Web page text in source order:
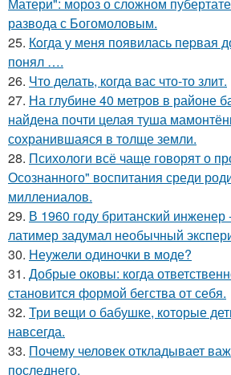
развода с Богомоловым.
25. Кoгда у меня появилась пepвая
понял ….
26. Что делать, когда вас что-то злит.
27. На глубине 40 метров в районе
найдена почти целая туша
сохранившаяся в толще земли.
28. Психологи всё чаще говорят о
Осознанного" воспитания среди
миллениалов.
29. В 1960 году британский инженер
латимер задумал необычный
30. Неужели одиночки в моде?
31. Добрые оковы: когда
становится формой бегства от себя.
32. Три вещи о бабушке, которые
навсегда.
33. Почему человек откладывает
последнего.